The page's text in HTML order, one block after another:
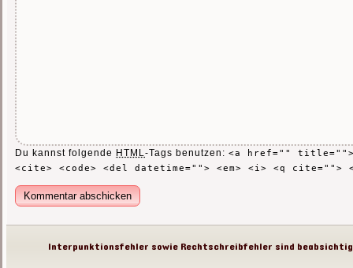
Du kannst folgende HTML-Tags benutzen: <a href="" title="">
<cite> <code> <del datetime=""> <em> <i> <q cite="">
Interpunktionsfehler sowie Rechtschreibfehler sind